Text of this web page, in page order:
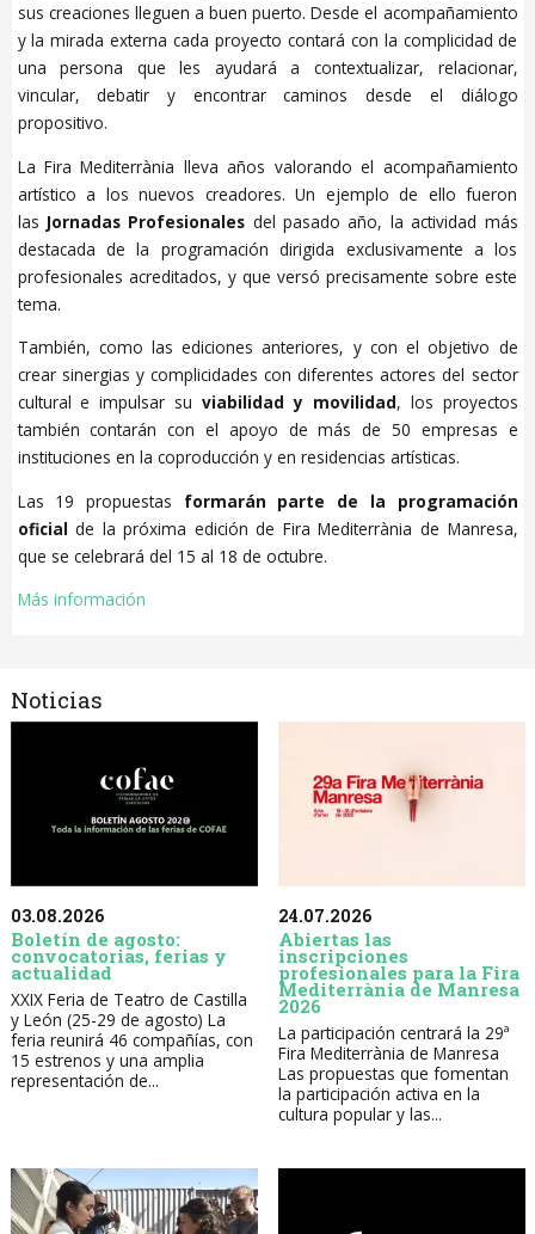
sus creaciones lleguen a buen puerto. Desde el acompañamiento
y la mirada externa cada proyecto contará con la complicidad de
una persona que les ayudará a contextualizar, relacionar,
vincular, debatir y encontrar caminos desde el diálogo
propositivo.
La Fira Mediterrània lleva años valorando el acompañamiento
artístico a los nuevos creadores. Un ejemplo de ello fueron
las Jornadas Profesionales del pasado año, la actividad más
destacada de la programación dirigida exclusivamente a los
profesionales acreditados, y que versó precisamente sobre este
tema.
También, como las ediciones anteriores, y con el objetivo de
crear sinergias y complicidades con diferentes actores del sector
cultural e impulsar su viabilidad y movilidad, los proyectos
también contarán con el apoyo de más de 50 empresas e
instituciones en la coproducción y en residencias artísticas.
Las 19 propuestas formarán parte de la programación
oficial de la próxima edición de Fira Mediterrània de Manresa,
que se celebrará del 15 al 18 de octubre.
Más información
Noticias
03.08.2026
Boletín de agosto:
convocatorias, ferias y
actualidad
XXIX Feria de Teatro de Castilla
y León (25-29 de agosto) La
feria reunirá 46 compañías, con
15 estrenos y una amplia
representación de...
24.07.2026
Abiertas las
inscripciones
profesionales para la Fira
Mediterrània de Manresa
2026
La participación centrará la 29ª
Fira Mediterrània de Manresa
Las propuestas que fomentan
la participación activa en la
cultura popular y las...